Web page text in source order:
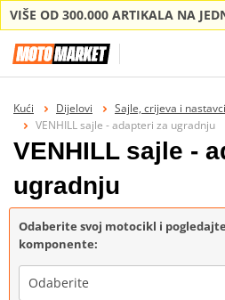
VIŠE OD 300.000 ARTIKALA NA
Kući Dijelovi
Sajle, crijeva i nastavci
VENHILL sajle - adapteri za ugradnju
VENHILL sajle -
ugradnju
Odaberite svoj motocikl i
komponente:
Odaberite